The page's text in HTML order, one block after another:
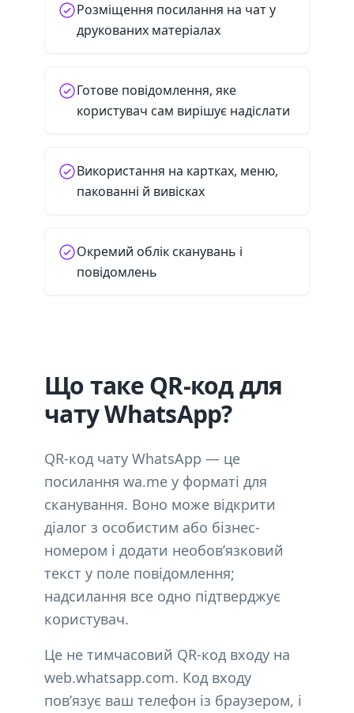
Розміщення посилання на чат у
друкованих матеріалах
Готове повідомлення, яке
користувач сам вирішує надіслати
Використання на картках, меню,
пакованні й вивісках
Окремий облік сканувань і
повідомлень
Що таке QR-код для
чату WhatsApp?
QR-код чату WhatsApp — це
посилання wa.me у форматі для
сканування. Воно може відкрити
діалог з особистим або бізнес-
номером і додати необов’язковий
текст у поле повідомлення;
надсилання все одно підтверджує
користувач.
Це не тимчасовий QR-код входу на
web.whatsapp.com. Код входу
пов’язує ваш телефон із браузером, і